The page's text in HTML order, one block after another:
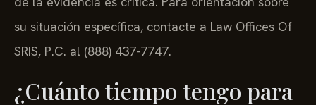
su situación específica, contacte a Law Offices Of
SRIS, P.C. al (888) 437-7747.
¿Cuánto tiempo tengo para